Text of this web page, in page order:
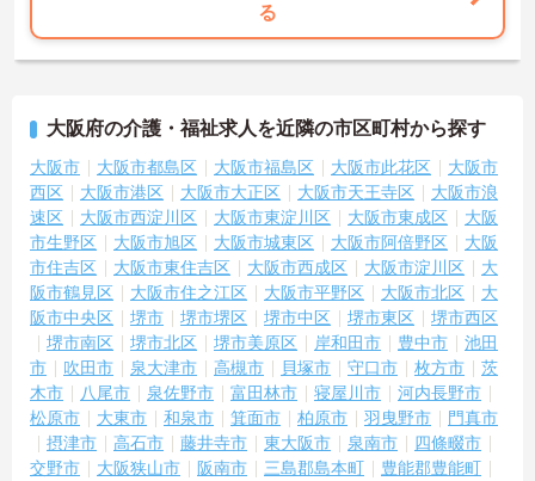
る
大阪府の介護・福祉求人を近隣の市区町村から探す
大阪市 大阪市都島区 大阪市福島区 大阪市此花区
大阪市
西区
大阪市港区 大阪市大正区 大阪市天王寺区
大阪市浪
速区
大阪市西淀川区 大阪市東淀川区 大阪市東成区
大阪
市生野区
大阪市旭区 大阪市城東区 大阪市阿倍野区
大阪
市住吉区
大阪市東住吉区 大阪市西成区 大阪市淀川区
大
阪市鶴見区
大阪市住之江区 大阪市平野区 大阪市北区
大
阪市中央区
堺市 堺市堺区 堺市中区 堺市東区
堺市西区
堺市南区
堺市北区 堺市美原区 岸和田市 豊中市
池田
市
吹田市 泉大津市 高槻市 貝塚市 守口市 枚方市
茨
木市
八尾市 泉佐野市 富田林市 寝屋川市
河内長野市
松原市
大東市 和泉市 箕面市 柏原市 羽曳野市
門真市
摂津市
高石市 藤井寺市 東大阪市 泉南市
四條畷市
交野市
大阪狭山市 阪南市 三島郡島本町
豊能郡豊能町